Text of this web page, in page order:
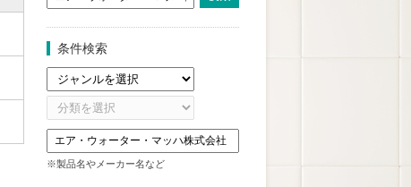
条件検索
※製品名やメーカー名など